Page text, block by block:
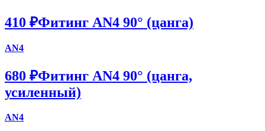
410 ₽Фитинг AN4 90° (цанга)
AN4
680 ₽Фитинг AN4 90° (цанга,
усиленный)
AN4